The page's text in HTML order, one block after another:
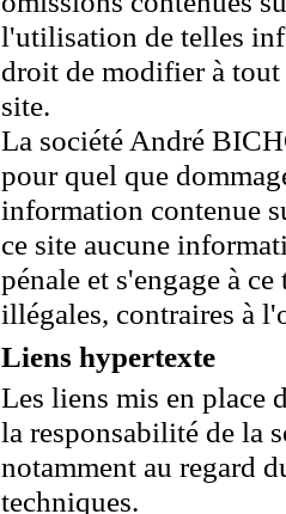
l'utilisation de telles
droit de modifier à tout
site.
La société André
pour quel que
information contenue
ce site aucune
pénale et s'engage à
illégales, contraires à
Liens hypertexte
Les liens mis en place
la responsabilité de la
notamment au regard
techniques.